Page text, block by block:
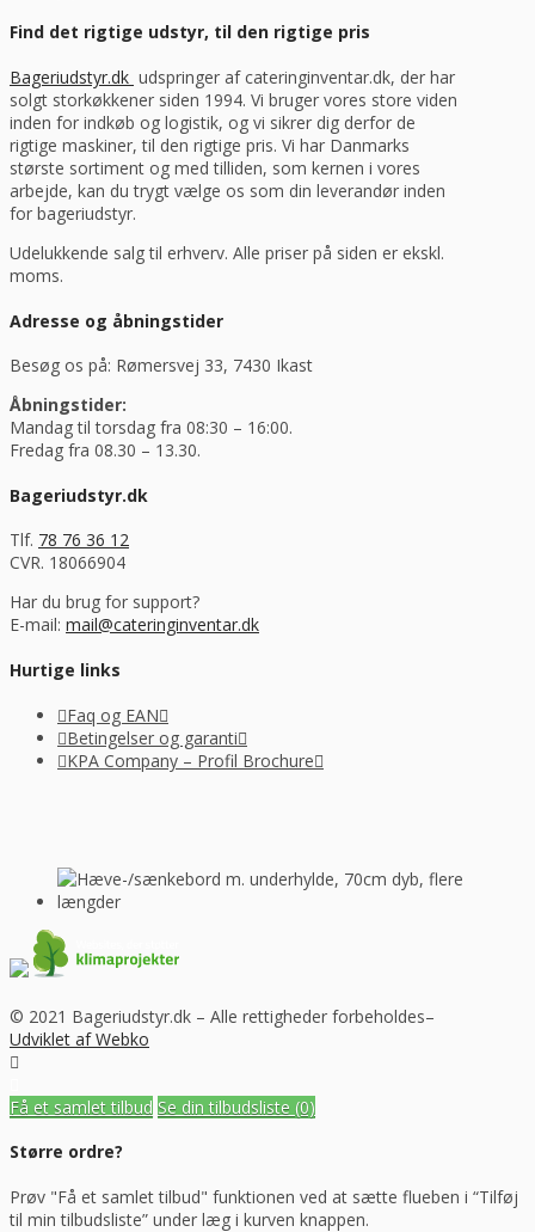
Find det rigtige udstyr, til den rigtige pris
Bageriudstyr.dk udspringer af cateringinventar.dk, der har
solgt storkøkkener siden 1994. Vi bruger vores store viden
inden for indkøb og logistik, og vi sikrer dig derfor de
rigtige maskiner, til den rigtige pris. Vi har Danmarks
største sortiment og med tilliden, som kernen i vores
arbejde, kan du trygt vælge os som din leverandør inden
for bageriudstyr.
Udelukkende salg til erhverv. Alle priser på siden er ekskl.
moms.
Adresse og åbningstider
Besøg os på: Rømersvej 33, 7430 Ikast
Åbningstider:
Mandag til torsdag fra 08:30 – 16:00.
Fredag fra 08.30 – 13.30.
Bageriudstyr.dk
Tlf. 78 76 36 12
CVR. 18066904
Har du brug for support?
E-mail: mail@cateringinventar.dk
Hurtige links
Faq og EAN
Betingelser og garanti
KPA Company – Profil Brochure
© 2021 Bageriudstyr.dk – Alle rettigheder forbeholdes–
Udviklet af Webko
Få et samlet tilbud Se din tilbudsliste (0)
Større ordre?
Prøv "Få et samlet tilbud" funktionen ved at sætte flueben i “Tilføj
til min tilbudsliste” under læg i kurven knappen.